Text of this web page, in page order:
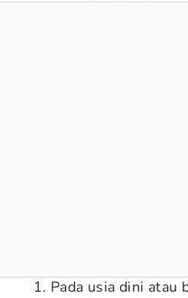
Pada usia dini atau